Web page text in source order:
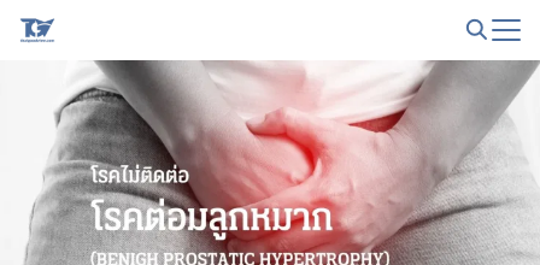
Skip
Search
for: